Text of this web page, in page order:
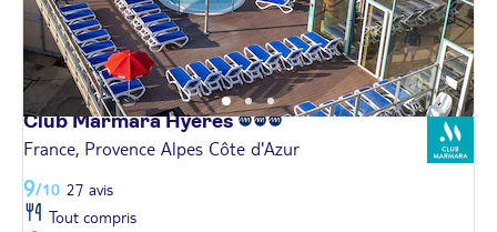
Club MarmaraHyères
France, Provence Alpes Côte d'Azur
9/10 27 avis
Tout compris